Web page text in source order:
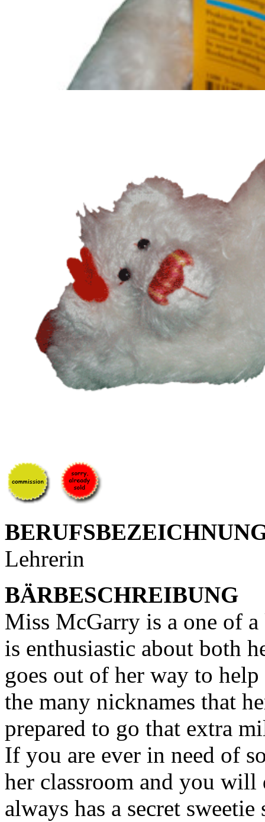
Lehrerin
BÄRBESCHREIBUNG
Miss McGarry is a one of
is enthusiastic about both
goes out of her way to
the many nicknames that
prepared to go that extra
If you are ever in need of
her classroom and you
always has a secret sweetie